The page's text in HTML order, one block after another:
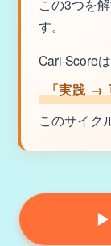
この3つを
す。
Cari-Scoreは
「実践 →
このサイク
▶